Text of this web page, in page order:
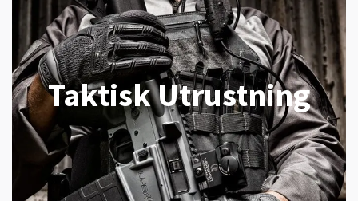
Taktisk Utrustning